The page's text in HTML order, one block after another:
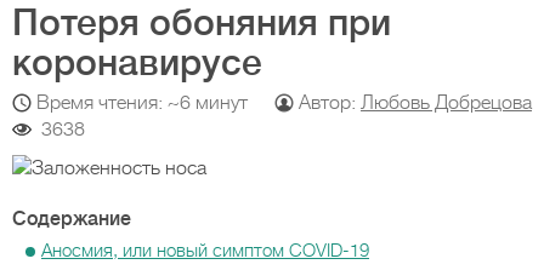
Потеря обоняния при
коронавирусе
Время чтения: ~6 минут Автор: Любовь Добрецова
3638
Содержание
Аносмия, или новый симптом COVID-19